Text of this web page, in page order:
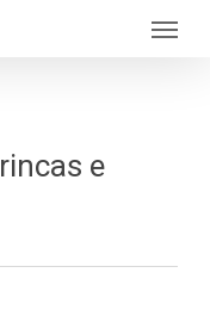
Menu
e